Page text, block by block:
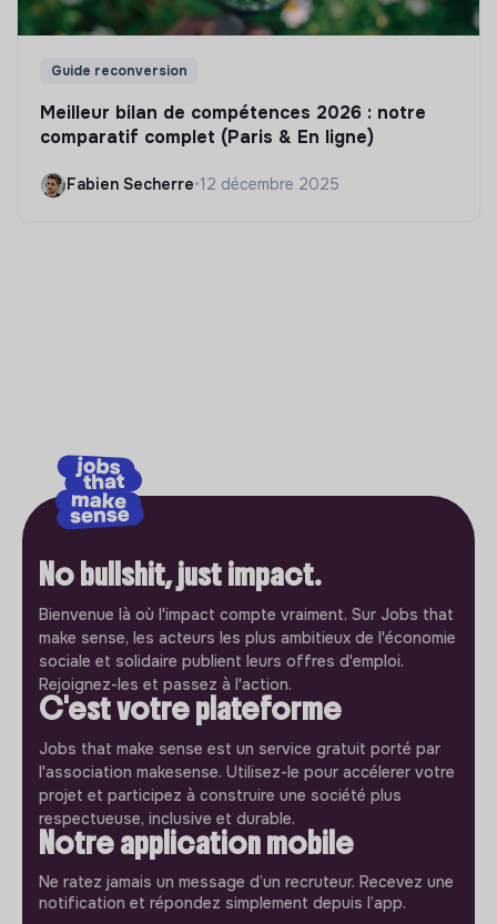
Guide reconversion
Meilleur bilan de compétences 2026 : notre
comparatif complet (Paris & En ligne)
Fabien Secherre•12 décembre 2025
No bullshit, just impact.
Bienvenue là où l'impact compte vraiment. Sur Jobs that
make sense, les acteurs les plus ambitieux de l'économie
sociale et solidaire publient leurs offres d'emploi.
Rejoignez-les et passez à l'action.
C'est votre plateforme
Jobs that make sense est un service gratuit porté par
l'association makesense. Utilisez-le pour accélerer votre
projet et participez à construire une société plus
respectueuse, inclusive et durable.
Notre application mobile
Ne ratez jamais un message d’un recruteur. Recevez une
notification et répondez simplement depuis l’app.